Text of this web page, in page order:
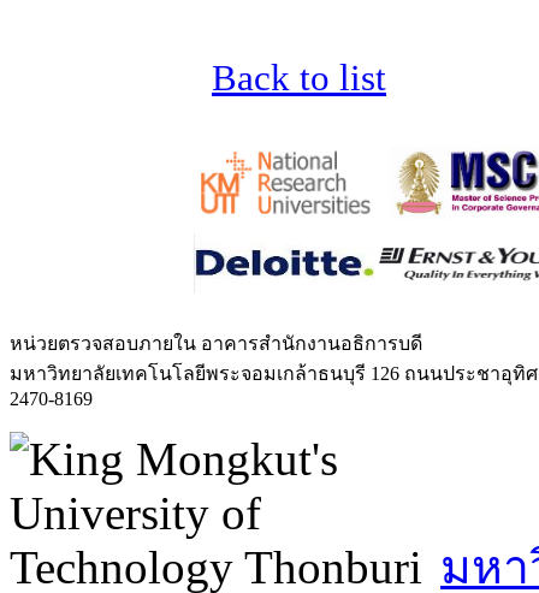
Back to list
หน่วยตรวจสอบภายใน อาคารสำนักงานอธิการบดี
มหาวิทยาลัยเทคโนโลยีพระจอมเกล้าธนบุรี 126 ถนนประชาอุทิ
2470-8169
มหา